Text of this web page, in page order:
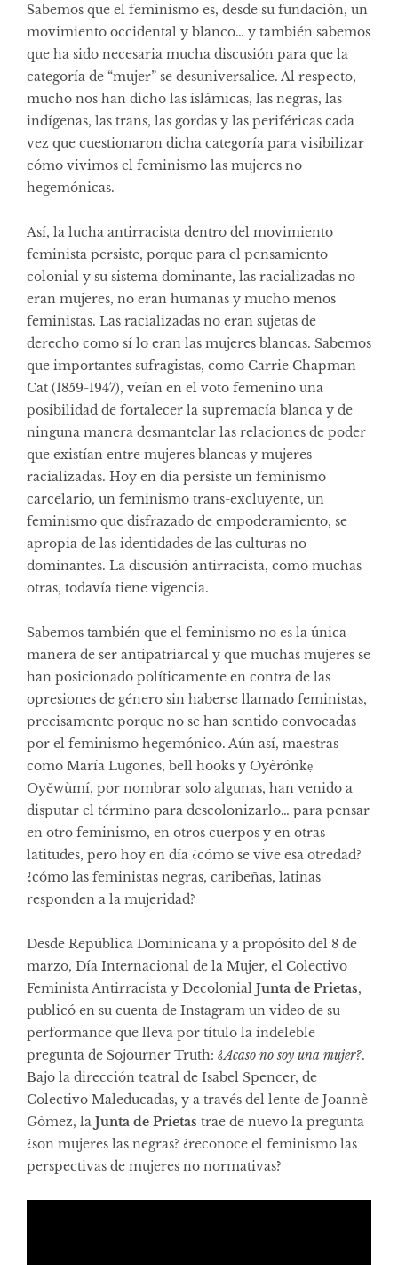
Sabemos que el feminismo es, desde su fundación, un
movimiento occidental y blanco… y también sabemos
que ha sido necesaria mucha discusión para que la
categoría de “mujer” se desuniversalice. Al respecto,
mucho nos han dicho las islámicas, las negras, las
indígenas, las trans, las gordas y las periféricas cada
vez que cuestionaron dicha categoría para visibilizar
cómo vivimos el feminismo las mujeres no
hegemónicas.
Así, la lucha antirracista dentro del movimiento
feminista persiste, porque para el pensamiento
colonial y su sistema dominante, las racializadas no
eran mujeres, no eran humanas y mucho menos
feministas. Las racializadas no eran sujetas de
derecho como sí lo eran las mujeres blancas. Sabemos
que importantes sufragistas, como Carrie Chapman
Cat (1859-1947), veían en el voto femenino una
posibilidad de fortalecer la supremacía blanca y de
ninguna manera desmantelar las relaciones de poder
que existían entre mujeres blancas y mujeres
racializadas. Hoy en día persiste un feminismo
carcelario, un feminismo trans-excluyente, un
feminismo que disfrazado de empoderamiento, se
apropia de las identidades de las culturas no
dominantes. La discusión antirracista, como muchas
otras, todavía tiene vigencia.
Sabemos también que el feminismo no es la única
manera de ser antipatriarcal y que muchas mujeres se
han posicionado políticamente en contra de las
opresiones de género sin haberse llamado feministas,
precisamente porque no se han sentido convocadas
por el feminismo hegemónico. Aún así, maestras
como María Lugones, bell hooks y Oyèrónkẹ
Oyěwùmí, por nombrar solo algunas, han venido a
disputar el término para descolonizarlo… para pensar
en otro feminismo, en otros cuerpos y en otras
latitudes, pero hoy en día ¿cómo se vive esa otredad?
¿cómo las feministas negras, caribeñas, latinas
responden a la mujeridad?
Desde República Dominicana y a propósito del 8 de
marzo, Día Internacional de la Mujer, el Colectivo
Feminista Antirracista y Decolonial Junta de Prietas,
publicó en su cuenta de Instagram un video de su
performance que lleva por título la indeleble
pregunta de Sojourner Truth: ¿Acaso no soy una mujer?.
Bajo la dirección teatral de Isabel Spencer, de
Colectivo Maleducadas, y a través del lente de Joannè
Gòmez, la Junta de Prietas trae de nuevo la pregunta
¿son mujeres las negras? ¿reconoce el feminismo las
perspectivas de mujeres no normativas?